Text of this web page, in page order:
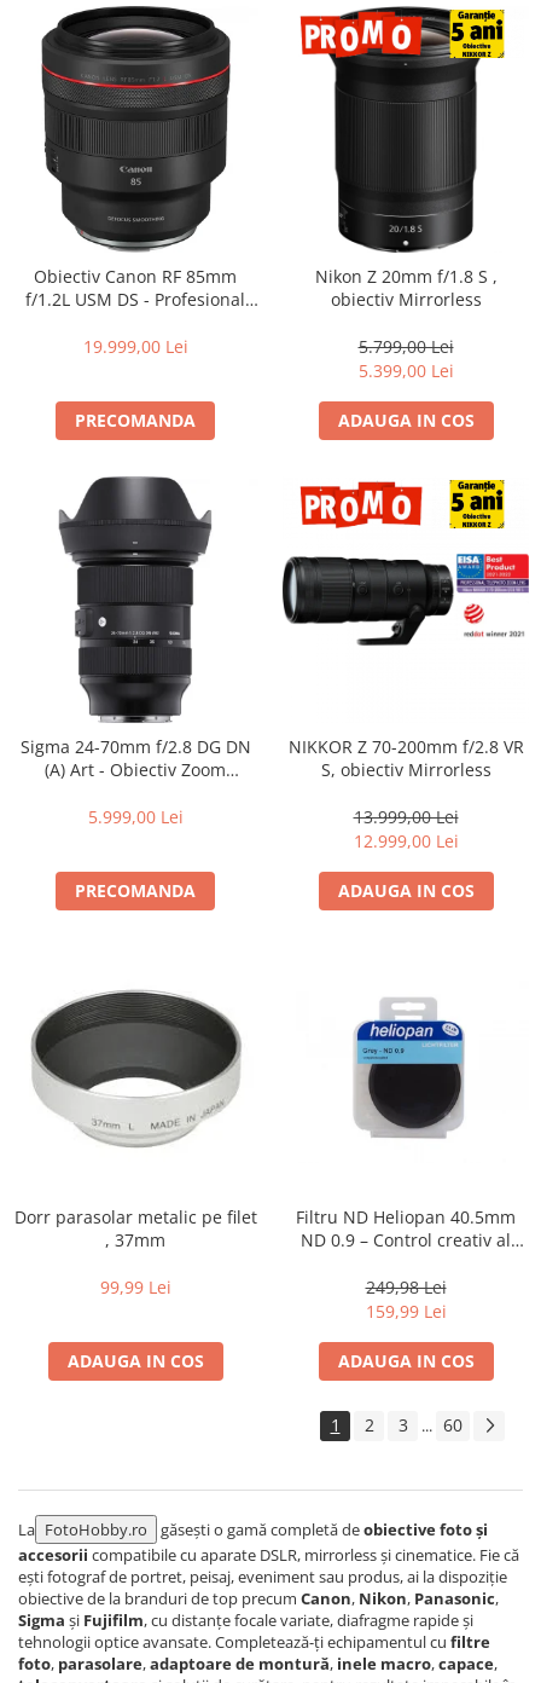
Obiectiv Canon RF 85mm
f/1.2L USM DS - Profesional
L
19.999,00 Lei
PRECOMANDA
Nikon Z 20mm f/1.8 S ,
obiectiv Mirrorless
5.799,00 Lei
5.399,00 Lei
ADAUGA IN COS
Sigma 24-70mm f/2.8 DG DN
(A) Art - Obiectiv Zoom
Sony E
5.999,00 Lei
PRECOMANDA
NIKKOR Z 70-200mm f/2.8 VR
S, obiectiv Mirrorless
13.999,00 Lei
12.999,00 Lei
ADAUGA IN COS
Dorr parasolar metalic pe filet
, 37mm
99,99 Lei
ADAUGA IN COS
Filtru ND Heliopan 40.5mm
ND 0.9 – Control creativ al
249,98 Lei
159,99 Lei
ADAUGA IN COS
1 2 3 ... 60
La FotoHobby.ro găsești o gamă completă deobiective foto și
accesorii compatibile cu aparate DSLR, mirrorless și cinematice. Fie că
ești fotograf de portret, peisaj, eveniment sau produs, ai la dispoziție
obiective de la branduri de top precum Canon, Nikon, Panasonic,
Sigma și Fujifilm, cu distanțe focale variate, diafragme rapide și
tehnologii optice avansate. Completează-ți echipamentul cu filtre
foto, parasolare,adaptoare de montură, inele macro,capace,